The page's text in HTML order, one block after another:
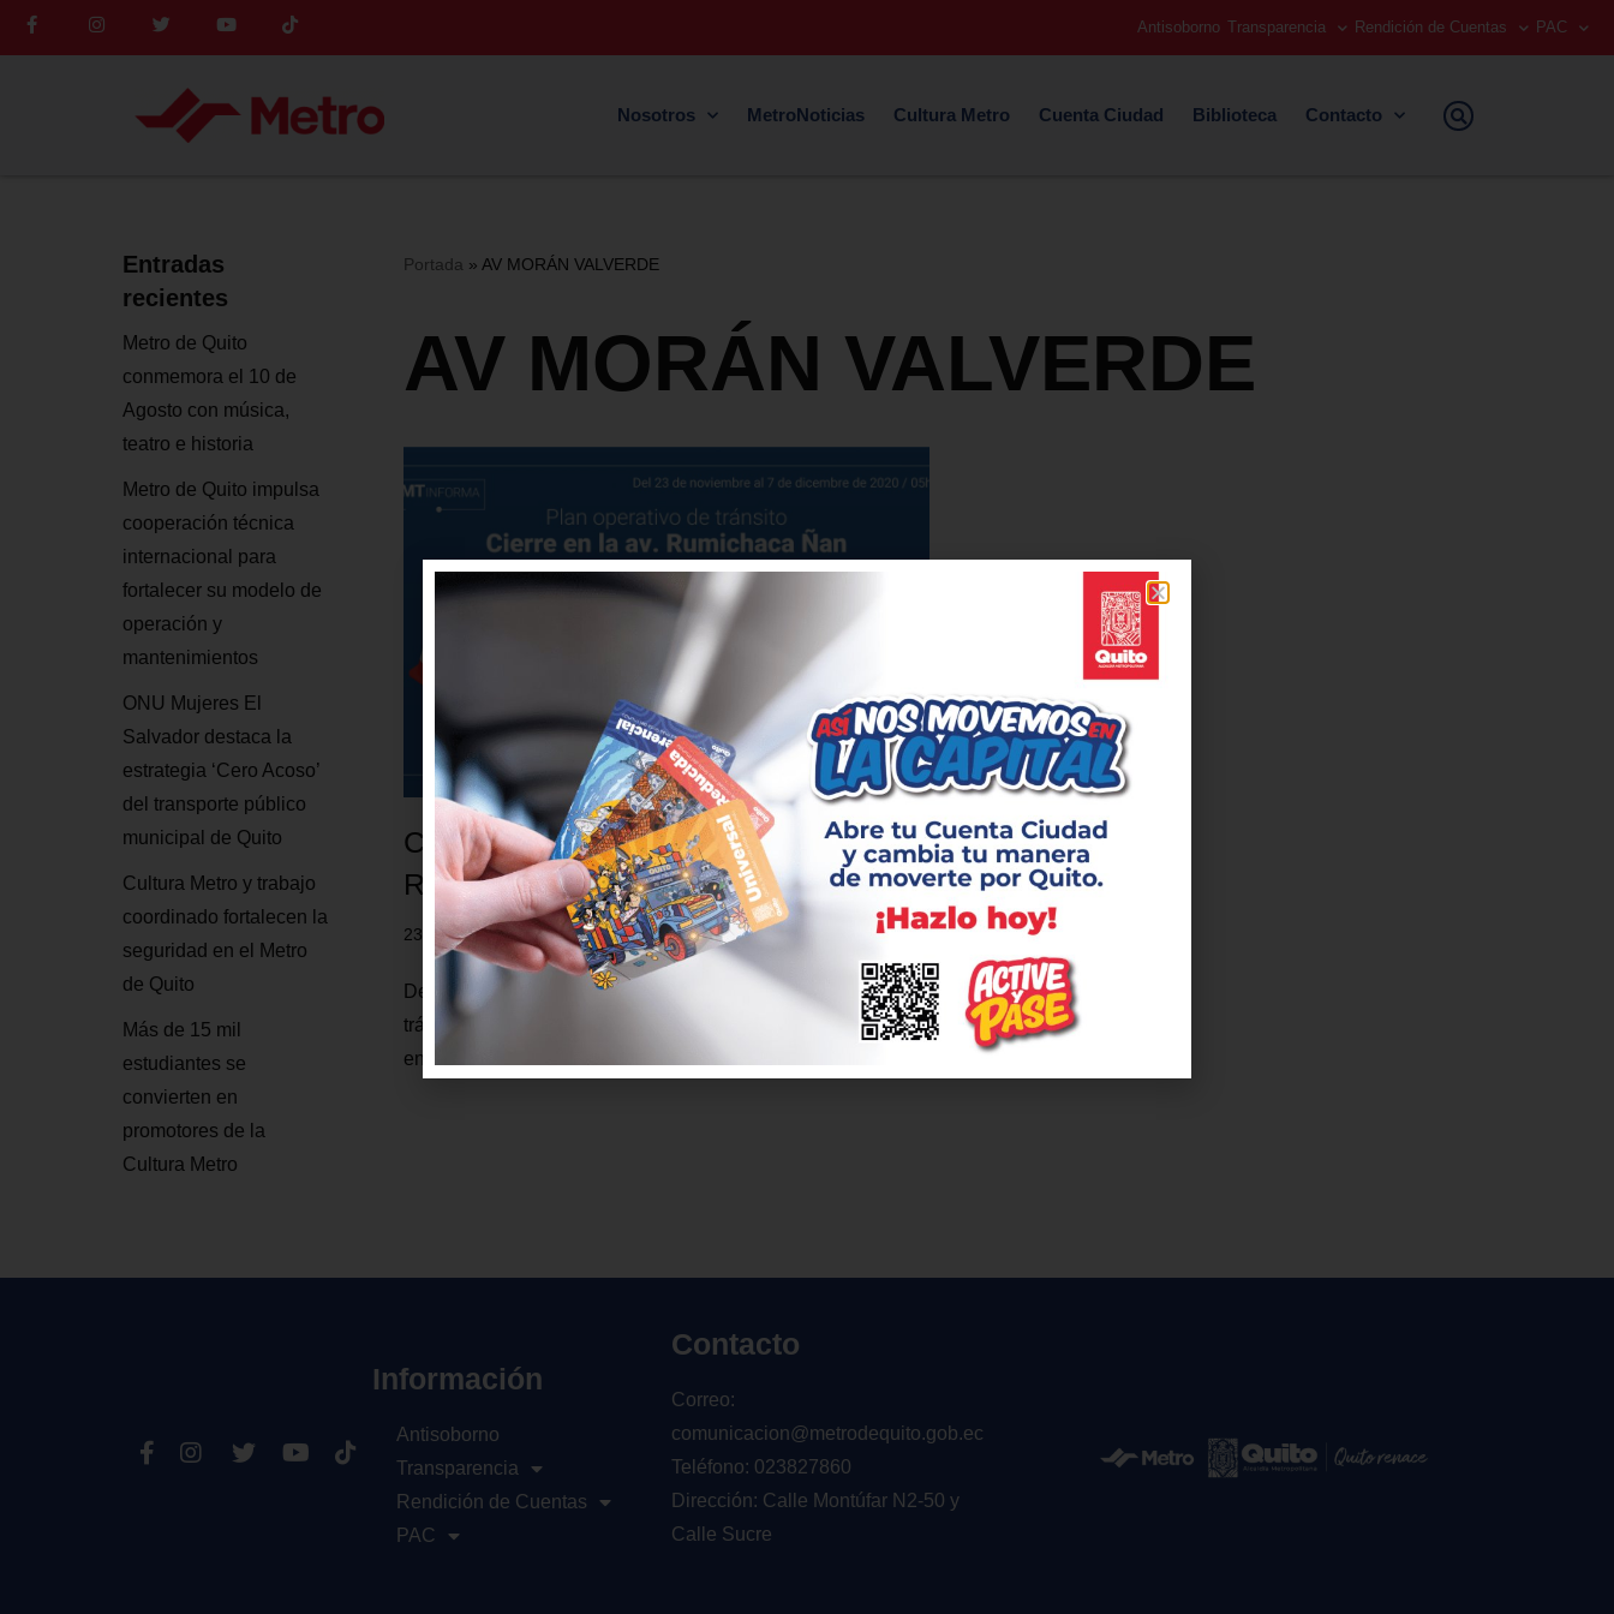
Antisoborno Transparencia Rendición de Cuentas PAC
Nosotros MetroNoticias Cultura Metro Cuenta Ciudad Biblioteca Contacto
Entradas
recientes
Metro de Quito
conmemora el 10 de
Agosto con música,
teatro e historia
Metro de Quito impulsa
cooperación técnica
internacional para
fortalecer su modelo de
operación y
mantenimientos
ONU Mujeres El
Salvador destaca la
estrategia ‘Cero Acoso’
del transporte público
municipal de Quito
Cultura Metro y trabajo
coordinado fortalecen la
seguridad en el Metro
de Quito
Más de 15 mil
estudiantes se
convierten en
promotores de la
Cultura Metro
Portada » AV MORÁN VALVERDE
AV MORÁN VALVERDE
Cierre de circulación entre avenidas
Rumichaca Ñan y Morán Valverde
23 noviembre, 2020
Desde el 23 de noviembre se cerrará temporalmente el
tránsito vehicular en la avenida Rumichaca Ñan, en el tramo
entre la avenida Morán Valverde y calle Borbón.
Información
Antisoborno
Transparencia
Rendición de Cuentas
PAC
Contacto
Correo:
comunicacion@metrodequito.gob.ec
Teléfono: 023827860
Dirección: Calle Montúfar N2-50 y
Calle Sucre